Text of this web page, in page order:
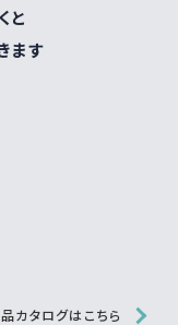
と
ます
カタログはこちら